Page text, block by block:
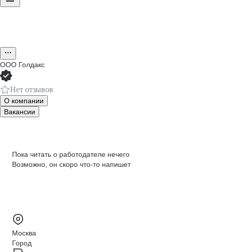
ООО Голдакс
Нет отзывов
О компании
Вакансии
Пока читать о работодателе нечего
Возможно, он скоро что‑то напишет
Москва
Город